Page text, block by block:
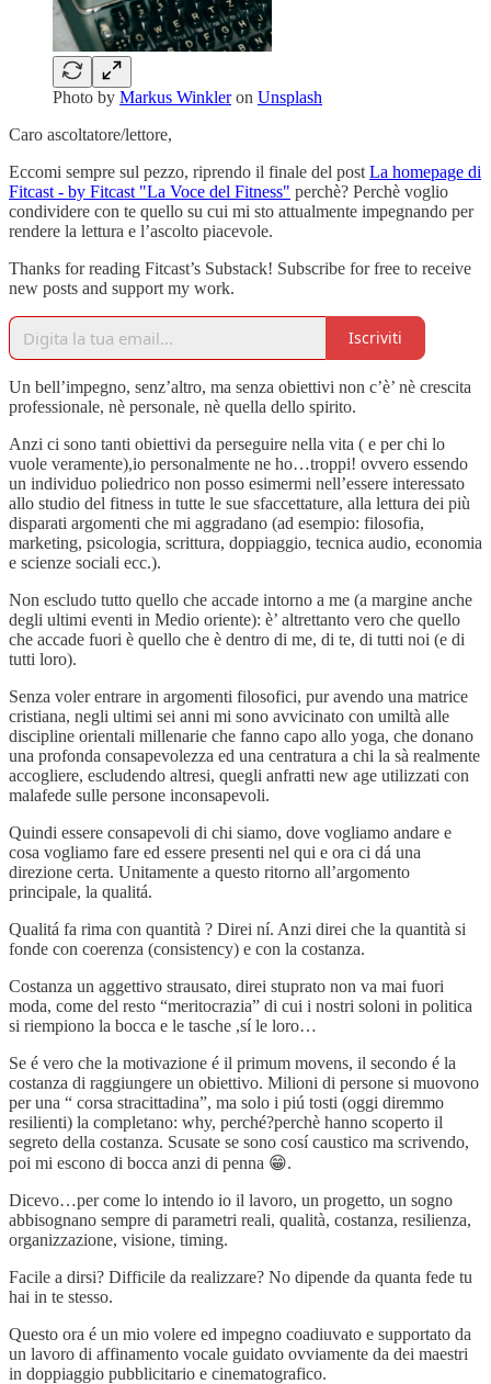
Photo by Markus Winkleron Unsplash
Caro ascoltatore/lettore,
Eccomi sempre sul pezzo, riprendo il finale del post La homepage di
Fitcast - by Fitcast "La Voce del Fitness" perchè? Perchè voglio
condividere con te quello su cui mi sto attualmente impegnando per
rendere la lettura e l’ascolto piacevole.
Thanks for reading Fitcast’s Substack! Subscribe for free to receive
new posts and support my work.
Iscriviti
Un bell’impegno, senz’altro, ma senza obiettivi non c’è’ nè crescita
professionale, nè personale, nè quella dello spirito.
Anzi ci sono tanti obiettivi da perseguire nella vita ( e per chi lo
vuole veramente),io personalmente ne ho…troppi! ovvero essendo
un individuo poliedrico non posso esimermi nell’essere interessato
allo studio del fitness in tutte le sue sfaccettature, alla lettura dei più
disparati argomenti che mi aggradano (ad esempio: filosofia,
marketing, psicologia, scrittura, doppiaggio, tecnica audio, economia
e scienze sociali ecc.).
Non escludo tutto quello che accade intorno a me (a margine anche
degli ultimi eventi in Medio oriente): è’ altrettanto vero che quello
che accade fuori è quello che è dentro di me, di te, di tutti noi (e di
tutti loro).
Senza voler entrare in argomenti filosofici, pur avendo una matrice
cristiana, negli ultimi sei anni mi sono avvicinato con umiltà alle
discipline orientali millenarie che fanno capo allo yoga, che donano
una profonda consapevolezza ed una centratura a chi la sà realmente
accogliere, escludendo altresi, quegli anfratti new age utilizzati con
malafede sulle persone inconsapevoli.
Quindi essere consapevoli di chi siamo, dove vogliamo andare e
cosa vogliamo fare ed essere presenti nel qui e ora ci dá una
direzione certa. Unitamente a questo ritorno all’argomento
principale, la qualitá.
Qualitá fa rima con quantità ? Direi ní. Anzi direi che la quantità si
fonde con coerenza (consistency) e con la costanza.
Costanza un aggettivo strausato, direi stuprato non va mai fuori
moda, come del resto “meritocrazia” di cui i nostri soloni in politica
si riempiono la bocca e le tasche ,sí le loro…
Se é vero che la motivazione é il primum movens, il secondo é la
costanza di raggiungere un obiettivo. Milioni di persone si muovono
per una “ corsa stracittadina”, ma solo i piú tosti (oggi diremmo
resilienti) la completano: why, perché?perchè hanno scoperto il
segreto della costanza. Scusate se sono cosí caustico ma scrivendo,
poi mi escono di bocca anzi di penna 😁.
Dicevo…per come lo intendo io il lavoro, un progetto, un sogno
abbisognano sempre di parametri reali, qualità, costanza, resilienza,
organizzazione, visione, timing.
Facile a dirsi? Difficile da realizzare? No dipende da quanta fede tu
hai in te stesso.
Questo ora é un mio volere ed impegno coadiuvato e supportato da
un lavoro di affinamento vocale guidato ovviamente da dei maestri
in doppiaggio pubblicitario e cinematografico.